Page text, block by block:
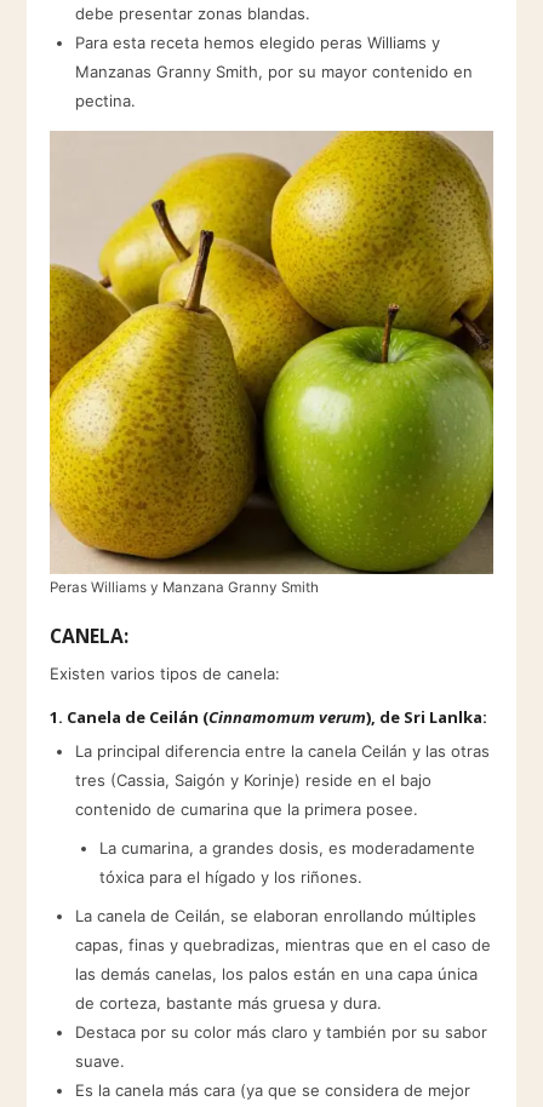
debe presentar zonas blandas.
Para esta receta hemos elegido peras Williams y
Manzanas Granny Smith, por su mayor contenido en
pectina.
Peras Williams y Manzana Granny Smith
CANELA:
Existen varios tipos de canela:
1. Canela de Ceilán (Cinnamomum verum), de Sri Lanlka:
La principal diferencia entre la canela Ceilán y las otras
tres (Cassia, Saigón y Korinje) reside en el bajo
contenido de cumarina que la primera posee.
La cumarina, a grandes dosis, es moderadamente
tóxica para el hígado y los riñones.
La canela de Ceilán, se elaboran enrollando múltiples
capas, finas y quebradizas, mientras que en el caso de
las demás canelas, los palos están en una capa única
de corteza, bastante más gruesa y dura.
Destaca por su color más claro y también por su sabor
suave.
Es la canela más cara (ya que se considera de mejor